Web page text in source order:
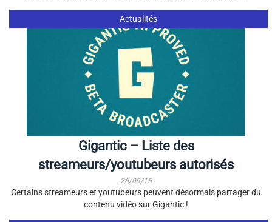
Actualités
Gigantic – Liste des
streameurs/youtubeurs autorisés
26/09/15
Certains streameurs et youtubeurs peuvent désormais partager du
contenu vidéo sur Gigantic !